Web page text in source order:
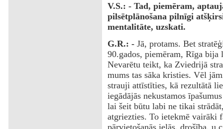
V.S.: - Tad, piemēram,
pilsētplānošana pilnīgi
mentalitāte, uzskati.
G.R.: -Jā, protams. Bet
90.gados, piemēram, Rīga
Nevarētu teikt, ka Zviedrijā
mums tas sāka kristies. Vēl
strauji attīstīties, kā rezultātā
iegādājās nekustamos
lai šeit būtu labi ne tikai
atgriezties. To ietekmē vairāki
pārvietošanās ielās, drošība,